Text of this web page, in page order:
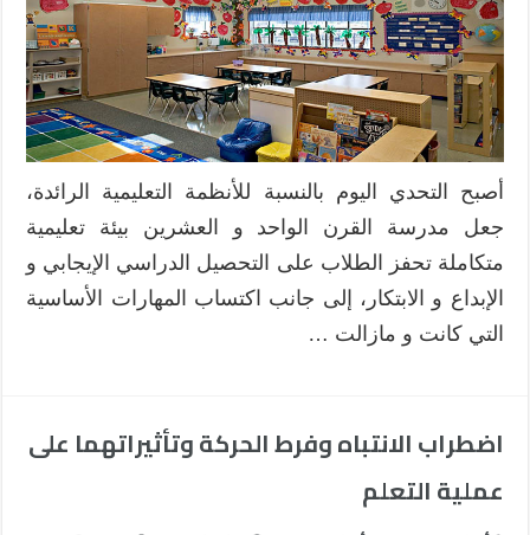
أصبح التحدي اليوم بالنسبة للأنظمة التعليمية الرائدة،
جعل مدرسة القرن الواحد و العشرين بيئة تعليمية
متكاملة تحفز الطلاب على التحصيل الدراسي الإيجابي و
الإبداع و الابتكار، إلى جانب اكتساب المهارات الأساسية
التي كانت و مازالت …
اضطراب الانتباه وفرط الحركة وتأثيراتهما على
عملية التعلم